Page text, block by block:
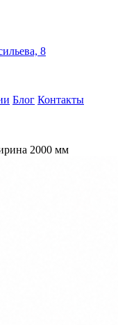
8
Блог Контакты
2000 мм